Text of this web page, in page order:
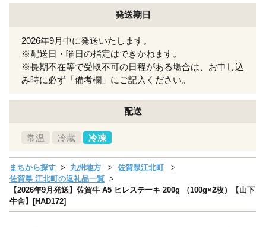
発送期日
2026年9月中に発送いたします。
※配送日・曜日の指定はできかねます。
※長期不在等で受取不可の日程がある場合は、お申し込
み時に必ず「備考欄」にご記入ください。
配送
常温 冷蔵 冷凍
まちから探す 九州地方
佐賀県江北町
佐賀県 江北町の返礼品一覧
【2026年9月発送】佐賀牛 A5 ヒレステーキ 200g （100g×2枚）【山下
牛舎】[HAD172]